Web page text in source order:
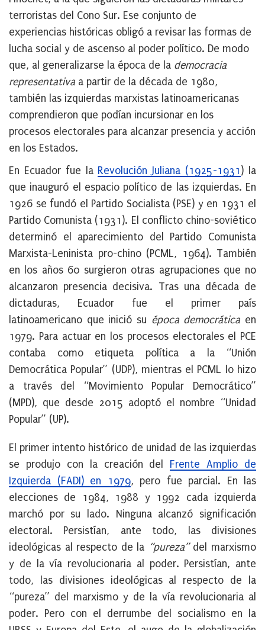
terroristas del Cono Sur. Ese conjunto de
experiencias históricas obligó a revisar las formas de
lucha social y de ascenso al poder político. De modo
que, al generalizarse la época de la democracia
representativaa partir de la década de 1980,
también las izquierdas marxistas latinoamericanas
comprendieron que podían incursionar en los
procesos electorales para alcanzar presencia y acción
en los Estados.
En Ecuador fue la Revolución Juliana (1925-1931) la
que inauguró el espacio político de las izquierdas. En
1926 se fundó el Partido Socialista (PSE) y en 1931 el
Partido Comunista (1931). El conflicto chino-soviético
determinó el aparecimiento del Partido Comunista
Marxista-Leninista pro-chino (PCML, 1964). También
en los años 60 surgieron otras agrupaciones que no
alcanzaron presencia decisiva. Tras una década de
dictaduras, Ecuador fue el primer país
latinoamericano que inició su época democráticaen
1979. Para actuar en los procesos electorales el PCE
contaba como etiqueta política a la “Unión
Democrática Popular” (UDP), mientras el PCML lo hizo
a través del “Movimiento Popular Democrático”
(MPD), que desde 2015 adoptó el nombre “Unidad
Popular” (UP).
El primer intento histórico de unidad de las izquierdas
se produjo con la creación del Frente Amplio de
Izquierda (FADI) en 1979, pero fue parcial. En las
elecciones de 1984, 1988 y 1992 cada izquierda
marchó por su lado. Ninguna alcanzó significación
electoral. Persistían, ante todo, las divisiones
ideológicas al respecto de la “pureza”del marxismo
y de la vía revolucionaria al poder. Persistían, ante
todo, las divisiones ideológicas al respecto de la
“pureza” del marxismo y de la vía revolucionaria al
poder. Pero con el derrumbe del socialismo en la